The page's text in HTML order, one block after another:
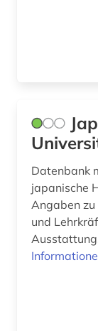
Datenbank
japanische
Angaben
und